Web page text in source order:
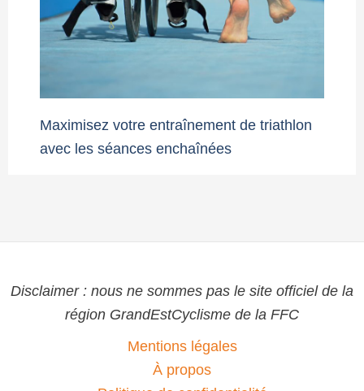
Maximisez votre entraînement de triathlon
avec les séances enchaînées
Disclaimer : nous ne sommes pas le site officiel de la
région GrandEstCyclisme de la FFC
Mentions légales
À propos